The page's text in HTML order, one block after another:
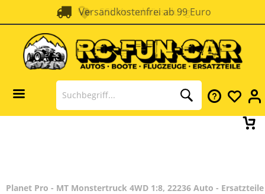
Versandkostenfrei ab 99 Euro
SSL Verschlüsselung
Planet Pro - MT Monstertruck 4WD 1:8, 22236 Auto -